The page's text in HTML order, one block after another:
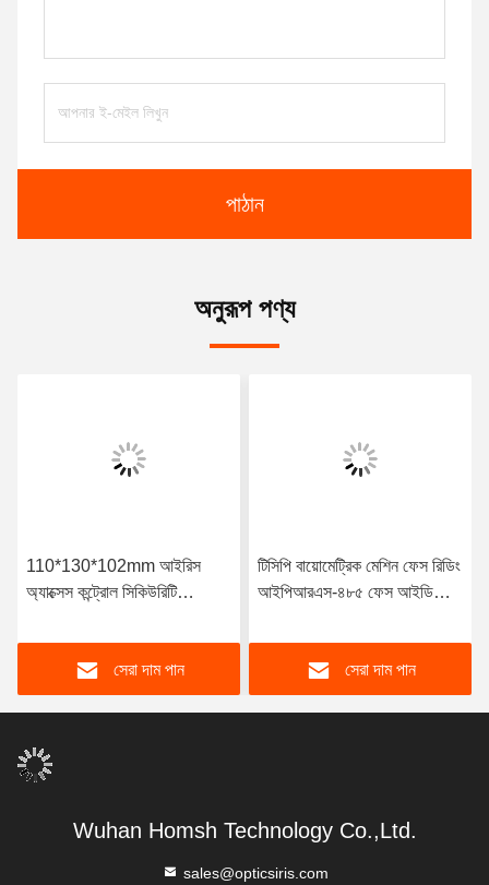
পাঠান
অনুরূপ পণ্য
110*130*102mm আইরিস
অ্যাক্সেস কন্ট্রোল সিকিউরিটি
সেরা দাম পান
টিসিপি বায়োমেট্রিক মেশিন ফেস রিডিং
আইপিআরএস-৪৮৫ ফেস আইডি
সেরা দাম পান
Wuhan Homsh Technology Co.,Ltd.
sales@opticsiris.com